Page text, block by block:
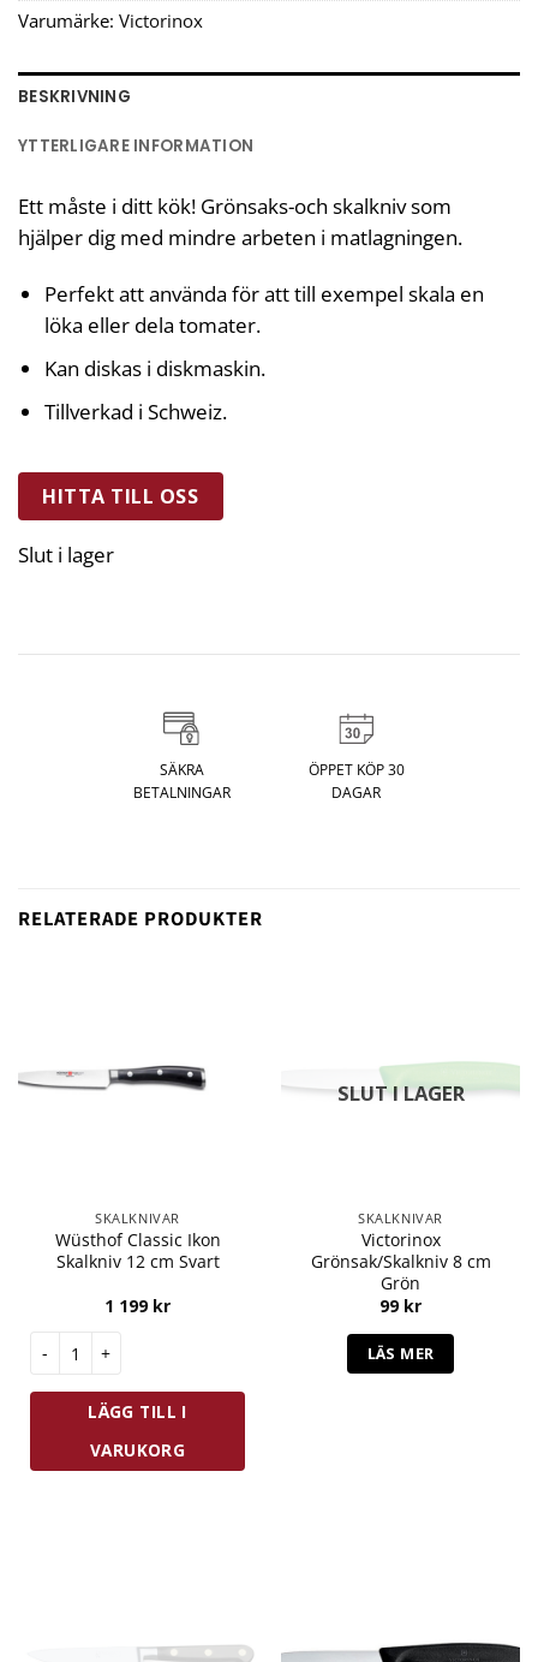
Varumärke: Victorinox
BESKRIVNING
YTTERLIGARE INFORMATION
Ett måste i ditt kök! Grönsaks-och skalkniv som
hjälper dig med mindre arbeten i matlagningen.
Perfekt att använda för att till exempel skala en
löka eller dela tomater.
Kan diskas i diskmaskin.
Tillverkad i Schweiz.
HITTA TILL OSS
Slut i lager
SÄKRA
BETALNINGAR
ÖPPET KÖP 30
DAGAR
RELATERADE PRODUKTER
SKALKNIVAR
Wüsthof Classic Ikon
Skalkniv 12 cm Svart
1 199 kr
Wüsthof Classic Ikon Skalkniv 12 cm Svart mängd
LÄGG TILL I
VARUKORG
SLUT I LAGER
SKALKNIVAR
Victorinox
Grönsak/Skalkniv 8 cm
Grön
99 kr
LÄS MER